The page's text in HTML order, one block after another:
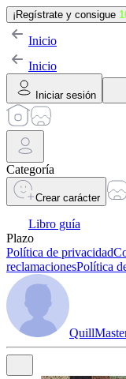
¡Regístrate y consigue
Inicio
Inicio
Iniciar sesión
Categoría
Crear carácter
Libro guía
Plazo
Política de privacidad
reclamacionesPolítica